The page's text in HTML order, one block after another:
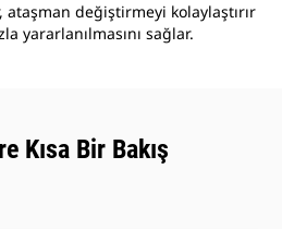
değiştirmeyi kolaylaştırır
yararlanılmasını sağlar.
Kısa Bir Bakış